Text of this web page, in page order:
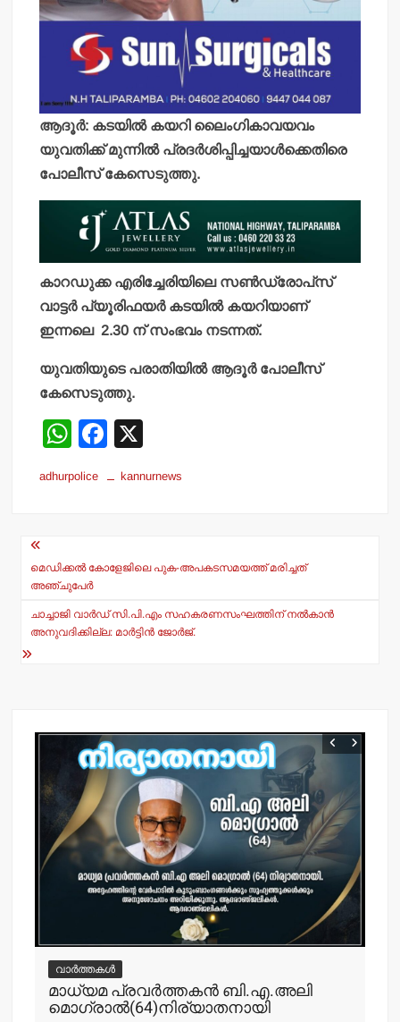
ആദൂര്‍: കടയില്‍ കയറി ലൈംഗികാവയവം
യുവതിക്ക് മുന്നില്‍ പ്രദര്‍ശിപ്പിച്ചയാള്‍ക്കെതിരെ
പോലീസ് കേസെടുത്തു.
കാറഡുക്ക എരിച്ചേരിയിലെ സണ്‍ഡ്രോപ്‌സ്
വാട്ടര്‍ പ്യൂരിഫയര്‍ കടയില്‍ കയറിയാണ്
ഇന്നലെ 2.30 ന് സംഭവം നടന്നത്.
യുവതിയുടെ പരാതിയില്‍ ആദൂര്‍ പോലീസ്
കേസെടുത്തു.
W
at
p
p
F
c
o
o
k
adhurpolice kannurnews
Post
navigation
മെഡിക്കല്‍ കോളേജിലെ പുക-അപകടസമയത്ത് മരിച്ചത്
അഞ്ചുപേര്‍
ചാച്ചാജി വാര്‍ഡ് സി.പി.എം സഹകരണസംഘത്തിന് നല്‍കാന്‍
അനുവദിക്കില്ല: മാര്‍ട്ടിന്‍ ജോര്‍ജ്.
വാർത്തകൾ
മാധ്യമ പ്രവര്‍ത്തകന്‍ ബി.എ.അലി
മൊഗ്രാല്‍(64)നിര്യാതനായി